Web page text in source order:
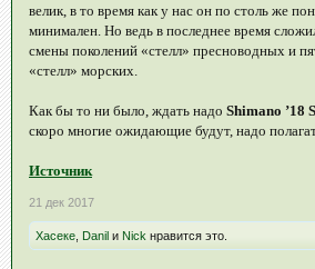
велик, в то время как у нас он по столь же
минимален. Но ведь в последнее время
смены поколений «стелл» пресноводных и
«стелл» морских.
Как бы то ни было, ждать надо Shimano ’18
скоро многие ожидающие будут, надо
Источник
21 дек 2017
Хасеке Danil и Nick нравится это.